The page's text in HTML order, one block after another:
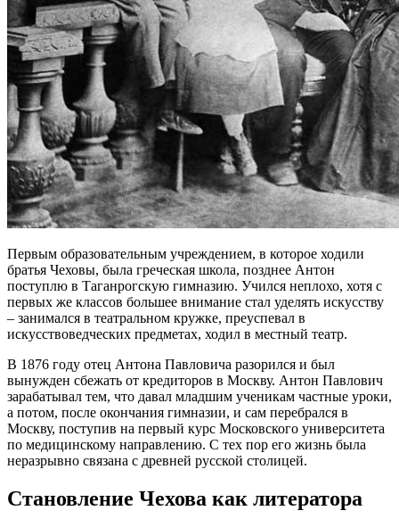
Первым образовательным учреждением, в которое ходили
братья Чеховы, была греческая школа, позднее Антон
поступлю в Таганрогскую гимназию. Учился неплохо, хотя с
первых же классов большее внимание стал уделять искусству
– занимался в театральном кружке, преуспевал в
искусствоведческих предметах, ходил в местный театр.
В 1876 году отец Антона Павловича разорился и был
вынужден сбежать от кредиторов в Москву. Антон Павлович
зарабатывал тем, что давал младшим ученикам частные уроки,
а потом, после окончания гимназии, и сам перебрался в
Москву, поступив на первый курс Московского университета
по медицинскому направлению. С тех пор его жизнь была
неразрывно связана с древней русской столицей.
Становление Чехова как литератора